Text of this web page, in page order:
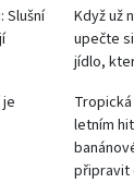
Slušní
Když už
upečte
jídlo,
Tropická
letním
připravit